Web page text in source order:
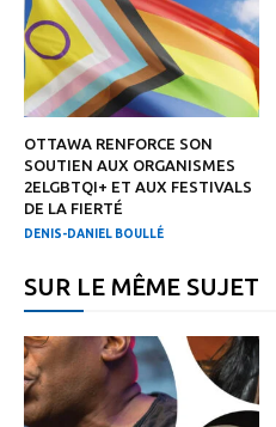
OTTAWA RENFORCE SON
SOUTIEN AUX ORGANISMES
2ELGBTQI+ ET AUX FESTIVALS
DE LA FIERTÉ
DENIS-DANIEL BOULLÉ
SUR LE MÊME SUJET